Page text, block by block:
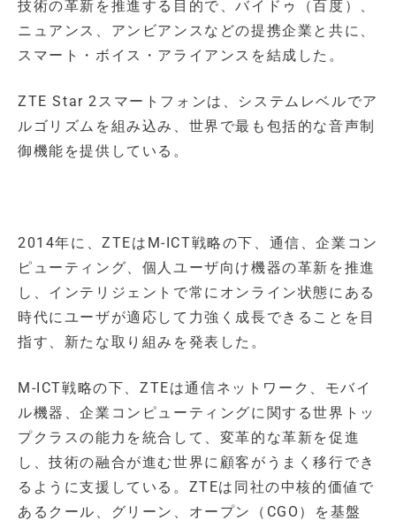
技術の革新を推進する目的で、バイドゥ（百度）、
ニュアンス、アンビアンスなどの提携企業と共に、
スマート・ボイス・アライアンスを結成した。
ZTE Star 2スマートフォンは、システムレベルでア
ルゴリズムを組み込み、世界で最も包括的な音声制
御機能を提供している。
2014年に、ZTEはM-ICT戦略の下、通信、企業コン
ピューティング、個人ユーザ向け機器の革新を推進
し、インテリジェントで常にオンライン状態にある
時代にユーザが適応して力強く成長できることを目
指す、新たな取り組みを発表した。
M-ICT戦略の下、ZTEは通信ネットワーク、モバイ
ル機器、企業コンピューティングに関する世界トッ
プクラスの能力を統合して、変革的な革新を促進
し、技術の融合が進む世界に顧客がうまく移行でき
るように支援している。ZTEは同社の中核的価値で
あるクール、グリーン、オープン（CGO）を基盤